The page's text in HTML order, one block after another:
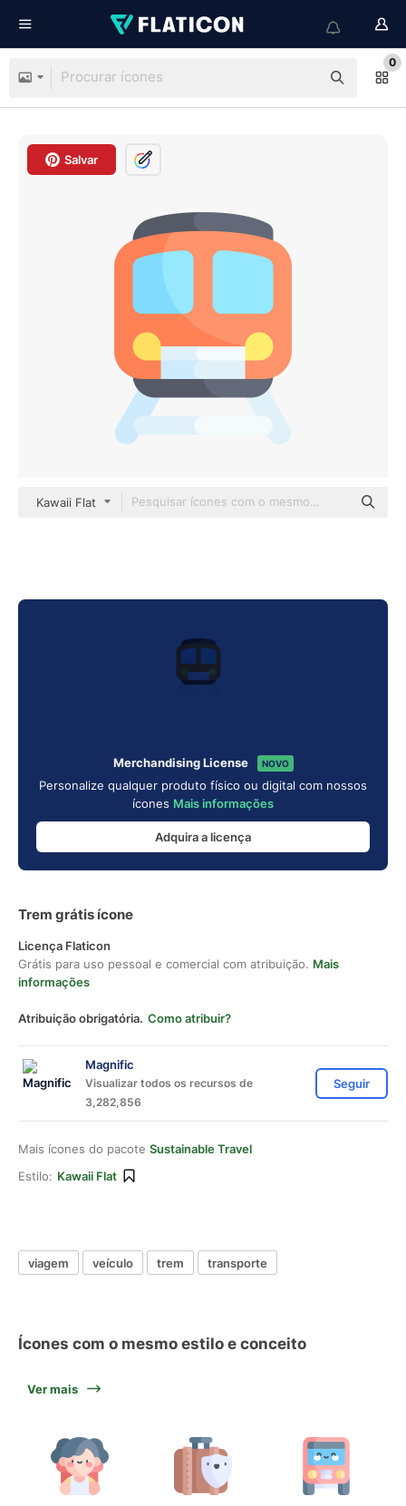
0
Salvar
Kawaii Flat
Merchandising License NOVO
Personalize qualquer produto físico ou digital com nossos
ícones Mais informações
Adquira a licença
Trem grátis ícone
Licença Flaticon
Grátis para uso pessoal e comercial com atribuição. Mais
informações
Atribuição obrigatória. Como atribuir?
Magnific
Visualizar todos os recursos de
3,282,856
Seguir
Mais ícones do pacote Sustainable Travel
Estilo: Kawaii Flat
viagem veículo trem transporte
Ícones com o mesmo estilo e conceito
Ver mais